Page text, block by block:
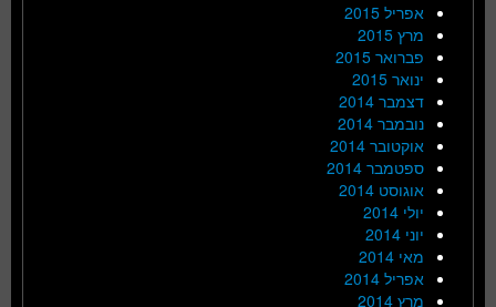
אפריל 2015
מרץ 2015
פברואר 2015
ינואר 2015
דצמבר 2014
נובמבר 2014
אוקטובר 2014
ספטמבר 2014
אוגוסט 2014
יולי 2014
יוני 2014
מאי 2014
אפריל 2014
מרץ 2014